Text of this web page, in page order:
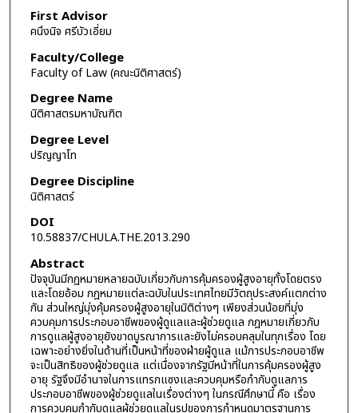
First Advisor
คนึงนิจ ศรีบัวเอี่ยม
Faculty/College
Faculty of Law (คณะนิติศาสตร์)
Degree Name
นิติศาสตรมหาบัณฑิต
Degree Level
ปริญญาโท
Degree Discipline
นิติศาสตร์
DOI
10.58837/CHULA.THE.2013.290
Abstract
ปัจจุบันมีกฎหมายหลายฉบับเกี่ยวกับการคุ้มครองผู้สูงอายุทั้งโดยตรง
และโดยอ้อม กฎหมายแต่ละฉบับในประเทศไทยมีวัตถุประสงค์แตกต่าง
กัน ส่วนใหญ่มุ่งคุ้มครองผู้สูงอายุในมิติต่างๆ เพียงส่วนน้อยที่มุ่ง
ควบคุมการประกอบอาชีพของผู้ดูแลและผู้ช่วยดูแล กฎหมายเกี่ยวกับ
การดูแลผู้สูงอายุยังขาดบูรณาการและยังไม่ครอบคลุมในทุกเรื่อง โดย
เฉพาะอย่างยิ่งในด้านที่เป็นหน้าที่ของฝ่ายผู้ดูแล แม้การประกอบอาชีพ
จะเป็นสิทธิของผู้ช่วยดูแล แต่เนื่องจากรัฐมีหน้าที่ในการคุ้มครองผู้สูง
อายุ รัฐจึงมีอำนาจในการแทรกแซงและควบคุมหรือกำกับดูแลการ
ประกอบอาชีพของผู้ช่วยดูแลในเรื่องต่างๆ ในกรณีศึกษานี้ คือ เรื่อง
การควบคุมกำกับดูแลผู้ช่วยดูแลในรูปของการกำหนดมาตรฐานการ